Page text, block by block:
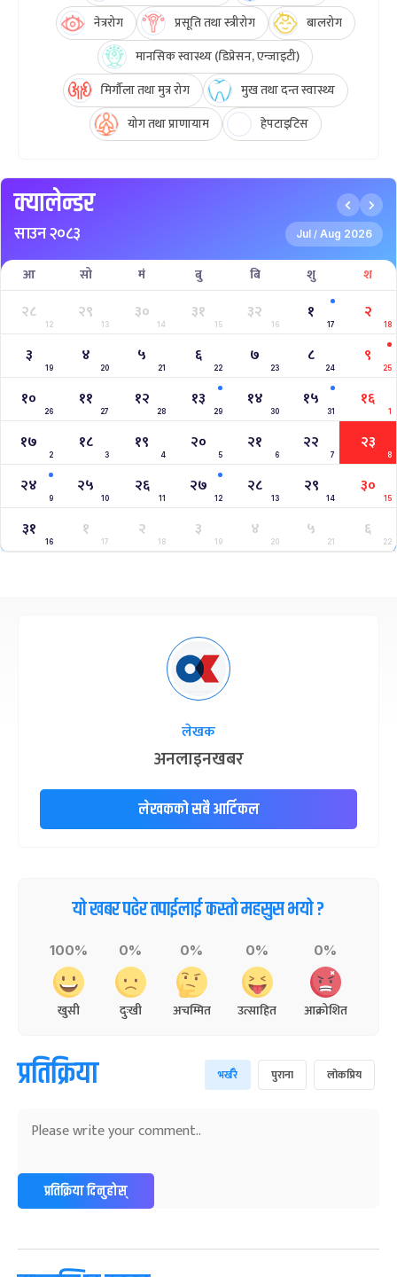
नेत्ररोग
प्रसूति तथा स्त्रीरोग
बालरोग
मानसिक स्वास्थ्य (डिप्रेसन, एन्जाइटी)
मिर्गौला तथा मुत्र रोग
मुख तथा दन्त स्वास्थ्य
योग तथा प्राणायाम
हेपटाइटिस
क्यालेन्डर
साउन २०८३ Jul / Aug 2026
आ सो मं बु बि शु श
२८
12
२९
13
३०
14
३१
15
३२
16
१
17
२
18
३
19
४
20
५
21
६
22
७
23
८
24
९
25
१०
26
११
27
१२
28
१३
29
१४
30
१५
31
१६
1
१७
2
१८
3
१९
4
२०
5
२१
6
२२
7
२३
8
२४
9
२५
10
२६
11
२७
12
२८
13
२९
14
३०
15
३१
16
१
17
२
18
३
19
४
20
५
21
६
22
लेखक
अनलाइनखबर
लेखकको सबै आर्टिकल
यो खबर पढेर तपाईलाई कस्तो महसुस भयो ?
100%
खुसी
0%
दुःखी
0%
अचम्मित
0%
उत्साहित
0%
आक्रोशित
प्रतिक्रिया भर्खरै पुराना लोकप्रिय
प्रतिक्रिया दिनुहोस्